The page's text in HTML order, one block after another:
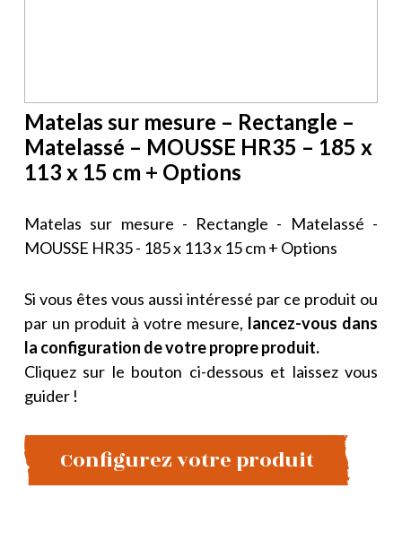
Matelas sur mesure – Rectangle –
Matelassé – MOUSSE HR35 – 185 x
113 x 15 cm + Options
Matelas sur mesure - Rectangle - Matelassé -
MOUSSE HR35 - 185 x 113 x 15 cm + Options
Si vous êtes vous aussi intéressé par ce produit ou
par un produit à votre mesure, lancez-vous dans
la configuration de votre propre produit.
Cliquez sur le bouton ci-dessous et laissez vous
guider !
Configurez votre produit